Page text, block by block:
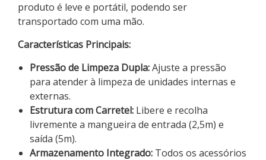
produto é leve e portátil, podendo ser
transportado com uma mão.
Características Principais:
Pressão de Limpeza Dupla:Ajuste a pressão
para atender à limpeza de unidades internas e
externas.
Estrutura com Carretel: Libere e recolha
livremente a mangueira de entrada (2,5m) e
saída (5m).
Armazenamento Integrado: Todos os acessórios